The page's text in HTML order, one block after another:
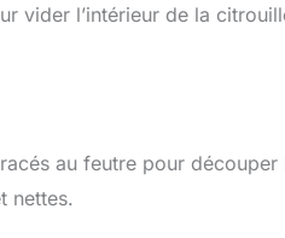
vider l’intérieur de la
au feutre pour
nettes.